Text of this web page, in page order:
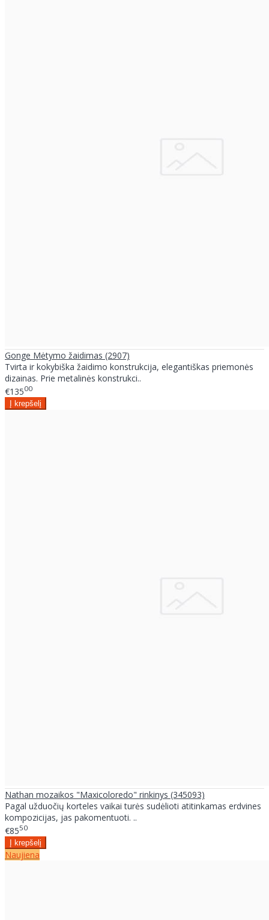
Gonge Mėtymo žaidimas (2907)
Tvirta ir kokybiška žaidimo konstrukcija, elegantiškas priemonės
dizainas. Prie metalinės konstrukci..
€13500
Nathan mozaikos "Maxicoloredo" rinkinys (345093)
Pagal užduočių korteles vaikai turės sudėlioti atitinkamas erdvines
kompozicijas, jas pakomentuoti. ..
€8550
Naujiena